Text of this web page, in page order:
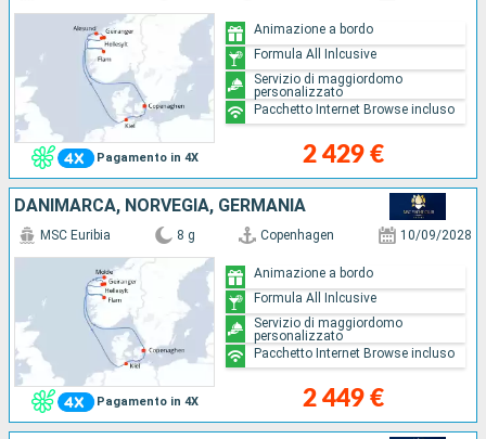
Pagamento in 4X 2 429 €
Animazione a bordo
Formula All Inlcusive
Servizio di maggiordomo
personalizzato
Pacchetto Internet Browse incluso
DANIMARCA, NORVEGIA, GERMANIA
Pagamento in 4X
MSC Euribia 8 g Copenhagen 10/09/2028
2 449 €
Animazione a bordo
Formula All Inlcusive
Servizio di maggiordomo
personalizzato
Pacchetto Internet Browse incluso